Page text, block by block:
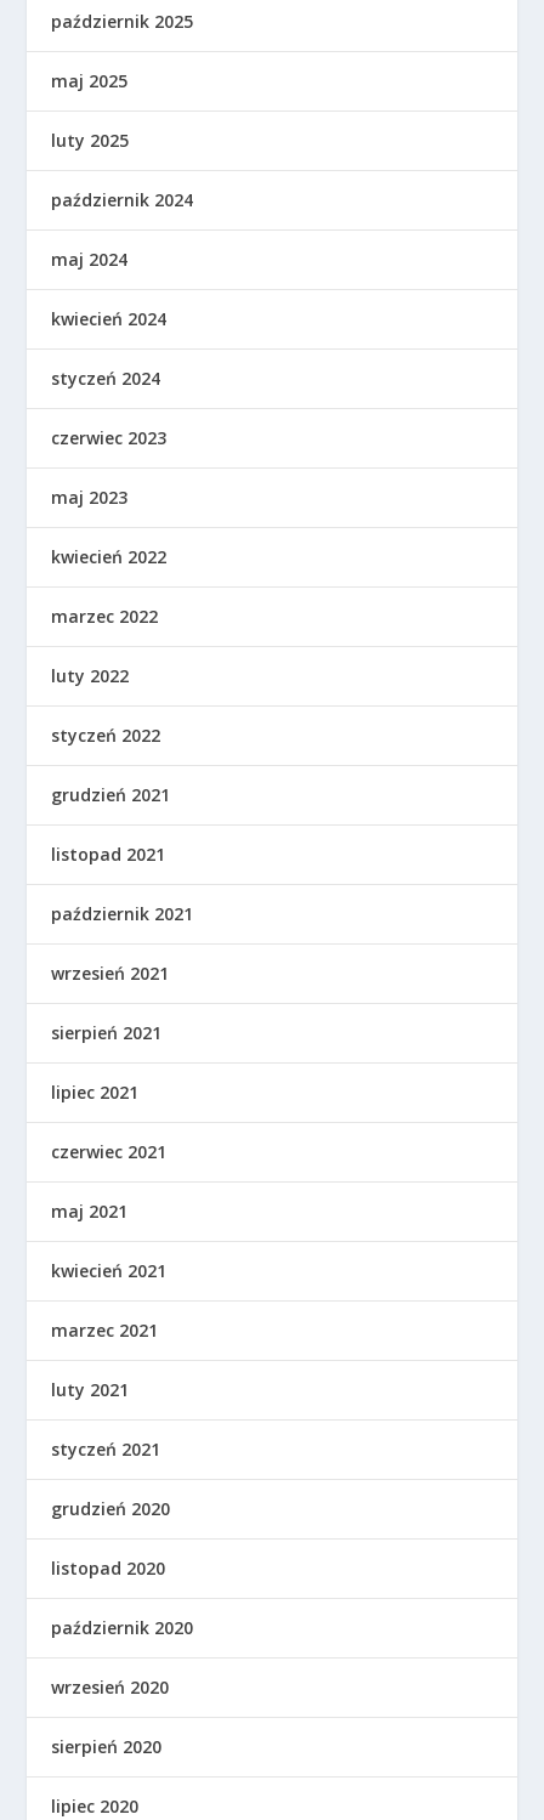
październik 2025
maj 2025
luty 2025
październik 2024
maj 2024
kwiecień 2024
styczeń 2024
czerwiec 2023
maj 2023
kwiecień 2022
marzec 2022
luty 2022
styczeń 2022
grudzień 2021
listopad 2021
październik 2021
wrzesień 2021
sierpień 2021
lipiec 2021
czerwiec 2021
maj 2021
kwiecień 2021
marzec 2021
luty 2021
styczeń 2021
grudzień 2020
listopad 2020
październik 2020
wrzesień 2020
sierpień 2020
lipiec 2020